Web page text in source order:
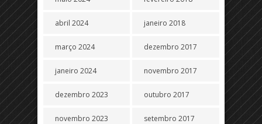
abril 2024
março 2024
janeiro 2024
dezembro 2023
novembro 2023
janeiro 2018
dezembro 2017
novembro 2017
outubro 2017
setembro 2017